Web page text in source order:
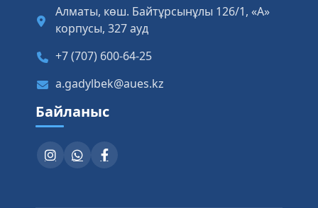
Алматы, көш. Байтұрсынұлы 126/1, «А»
корпусы, 327 ауд
+7 (707) 600-64-25
a.gadylbek@aues.kz
Байланыс